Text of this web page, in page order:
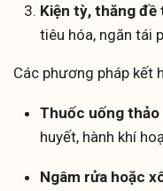
Kiện tỳ, thăng
tiêu hóa, ngăn tái
Các phương pháp kết
Thuốc uống thảo
huyết, hành khí
Ngâm rửa hoặc